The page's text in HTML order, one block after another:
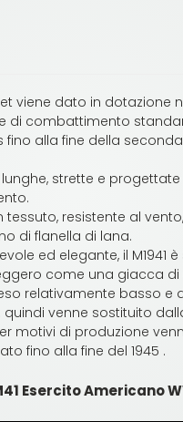
viene dato in dotazione
di combattimento
fino alla fine della
strette e progettate
tessuto, resistente al
di flanella di lana.
ed elegante, il M1941
come una giacca
relativamente basso e
quindi venne sostituito
motivi di produzione
fino alla fine del 1945 .
Esercito Americano